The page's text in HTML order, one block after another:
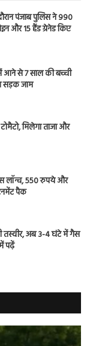
पंजाब पुलिस ने 990
और 15 हैंड ग्रेनेड किए
से 7 साल की बच्ची
सड़क जाम
मिलेगा ताजा और
लॉन्च, 550 रुपये और
पैक
तस्वीर, अब 3-4 घंटे में गैस
पढ़ें